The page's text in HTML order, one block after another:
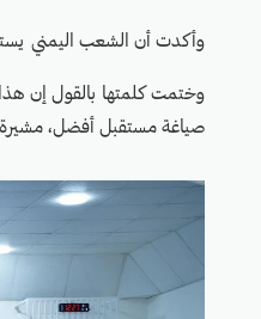
وأكدت أن الشعب اليمني
وختمت كلمتها بالقول إن
صياغة مستقبل أفضل، مشيرة